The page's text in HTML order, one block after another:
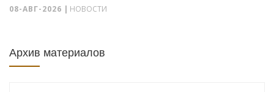
08-АВГ-2026 | НОВОСТИ
Архив материалов